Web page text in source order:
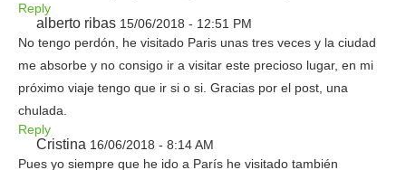
Reply
alberto ribas 15/06/2018 - 12:51 PM
No tengo perdón, he visitado Paris unas tres veces y la ciudad
me absorbe y no consigo ir a visitar este precioso lugar, en mi
próximo viaje tengo que ir si o si. Gracias por el post, una
chulada.
Reply
Cristina 16/06/2018 - 8:14 AM
Pues yo siempre que he ido a París he visitado también